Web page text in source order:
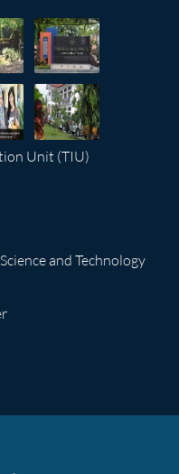
Unit (TIU)
and Technology